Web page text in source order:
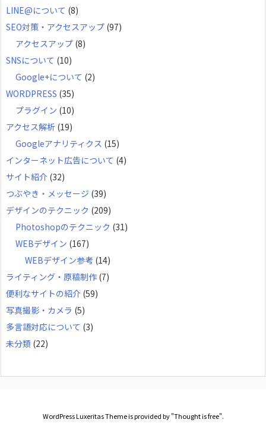
LINE@について (8)
SEO対策・アクセスアップ (97)
アクセスアップ (8)
SNSについて (10)
Google+について (2)
WORDPRESS (35)
プラグイン (10)
アクセス解析 (19)
Googleアナリティクス (15)
インターネット広告について (4)
サイト紹介 (32)
つぶやき・メッセージ (39)
デザインのテクニック (209)
Photoshopのテクニック (31)
WEBデザイン (167)
WEBデザイン参考 (14)
ライティング・原稿制作 (7)
便利なサイトの紹介 (59)
写真撮影・カメラ (5)
多言語対応について (3)
未分類 (22)
WordPress Luxeritas Theme is provided by "Thought is free".